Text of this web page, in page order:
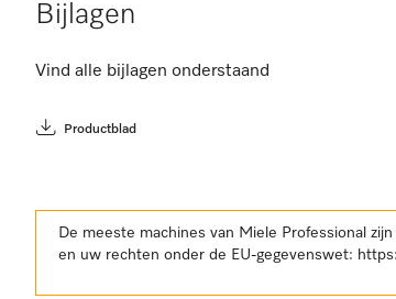
Bijlagen
Vind alle bijlagen onderstaand
Productblad
De meeste machines van Miele Professional
en uw rechten onder de EU-gegevenswet: